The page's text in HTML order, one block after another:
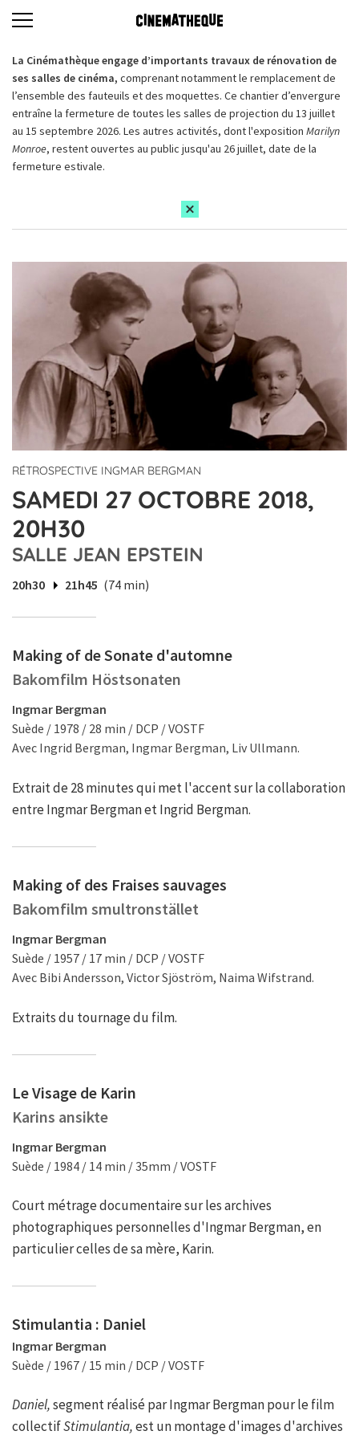
La Cinémathèque engage d’importants travaux de rénovation de
ses salles de cinéma, comprenant notamment le remplacement de
l’ensemble des fauteuils et des moquettes. Ce chantier d’envergure
entraîne la fermeture de toutes les salles de projection du 13 juillet
au 15 septembre 2026. Les autres activités, dont l'exposition Marilyn
Monroe, restent ouvertes au public jusqu'au 26 juillet, date de la
fermeture estivale.
RÉTROSPECTIVE INGMAR BERGMAN
SAMEDI 27 OCTOBRE 2018,
20H30
SALLE JEAN EPSTEIN
20h30 21h45 (74 min)
Making of de Sonate d'automne
Bakomfilm Höstsonaten
Ingmar Bergman
Suède / 1978 / 28 min / DCP / VOSTF
Avec Ingrid Bergman, Ingmar Bergman, Liv Ullmann.
Extrait de 28 minutes qui met l'accent sur la collaboration
entre Ingmar Bergman et Ingrid Bergman.
Making of des Fraises sauvages
Bakomfilm smultronstället
Ingmar Bergman
Suède / 1957 / 17 min / DCP / VOSTF
Avec Bibi Andersson, Victor Sjöström, Naima Wifstrand.
Extraits du tournage du film.
Le Visage de Karin
Karins ansikte
Ingmar Bergman
Suède / 1984 / 14 min / 35mm / VOSTF
Court métrage documentaire sur les archives
photographiques personnelles d'Ingmar Bergman, en
particulier celles de sa mère, Karin.
Stimulantia : Daniel
Ingmar Bergman
Suède / 1967 / 15 min / DCP / VOSTF
Daniel,segment réalisé par Ingmar Bergman pour le film
collectifStimulantia,est un montage d'images d'archives